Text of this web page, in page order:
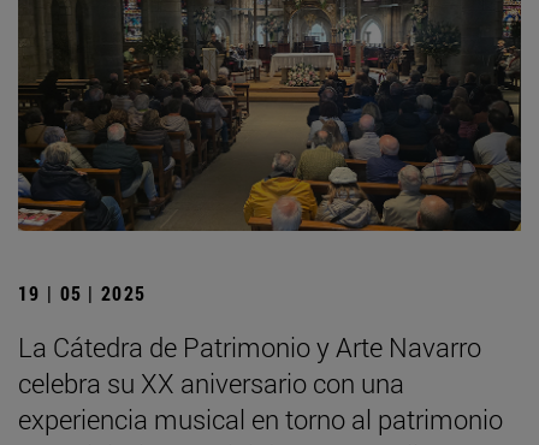
19 | 05 | 2025
La Cátedra de Patrimonio y Arte Navarro
celebra su XX aniversario con una
experiencia musical en torno al patrimonio